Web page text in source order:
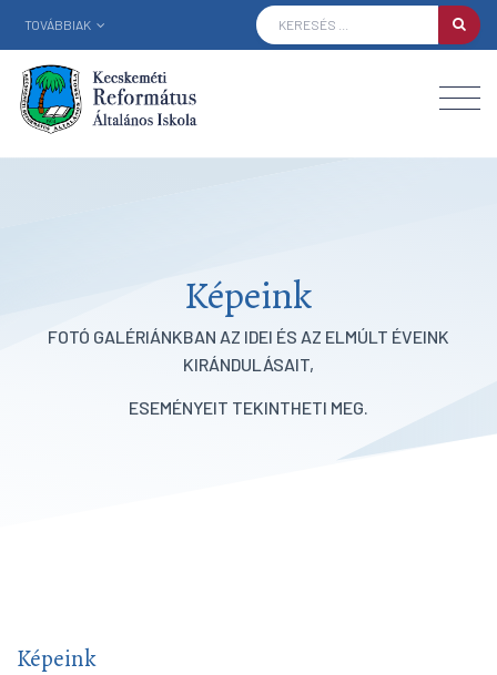
TOVÁBBIAK
Képeink
FOTÓ GALÉRIÁNKBAN AZ IDEI ÉS AZ ELMÚLT ÉVEINK
KIRÁNDULÁSAIT,
ESEMÉNYEIT TEKINTHETI MEG.
Képeink